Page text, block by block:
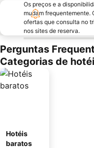
Os preços e a
mudam frequentemente.
ofertas que consulta no
nos sites de reserva.
Perguntas
Categorias de
Hotéis
baratos